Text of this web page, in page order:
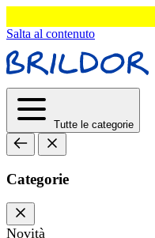
Salta al contenuto
Tutte le categorie
Categorie
Novità